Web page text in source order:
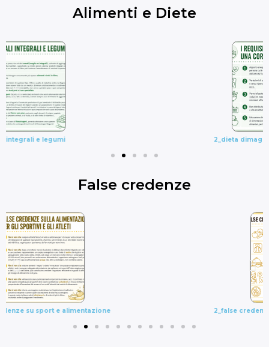
Alimenti e Diete
False credenze
2_false credenze sull'alimentazione dei bambini